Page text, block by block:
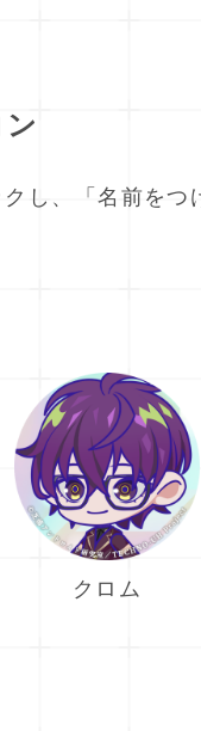
し、「名前をつ
クロム